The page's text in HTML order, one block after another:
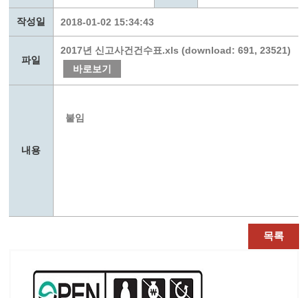
작성일 2018-01-02 15:34:43
파일
2017년 신고사건건수표.xls (download: 691, 23521)
바로보기
내용
붙임
목록